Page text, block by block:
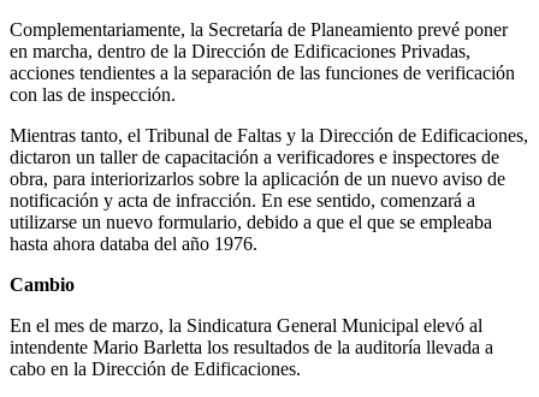
Complementariamente, la Secretaría de Planeamiento prevé poner
en marcha, dentro de la Dirección de Edificaciones Privadas,
acciones tendientes a la separación de las funciones de verificación
con las de inspección.
Mientras tanto, el Tribunal de Faltas y la Dirección de Edificaciones,
dictaron un taller de capacitación a verificadores e inspectores de
obra, para interiorizarlos sobre la aplicación de un nuevo aviso de
notificación y acta de infracción. En ese sentido, comenzará a
utilizarse un nuevo formulario, debido a que el que se empleaba
hasta ahora databa del año 1976.
Cambio
En el mes de marzo, la Sindicatura General Municipal elevó al
intendente Mario Barletta los resultados de la auditoría llevada a
cabo en la Dirección de Edificaciones.